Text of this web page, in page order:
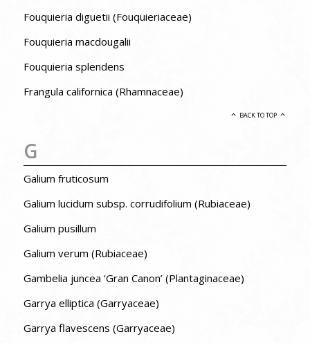
Fouquieria diguetii (Fouquieriaceae)
Fouquieria macdougalii
Fouquieria splendens
Frangula californica (Rhamnaceae)
BACK TO TOP
G
Galium fruticosum
Galium lucidum subsp. corrudifolium (Rubiaceae)
Galium pusillum
Galium verum (Rubiaceae)
Gambelia juncea ‘Gran Canon’ (Plantaginaceae)
Garrya elliptica (Garryaceae)
Garrya flavescens (Garryaceae)